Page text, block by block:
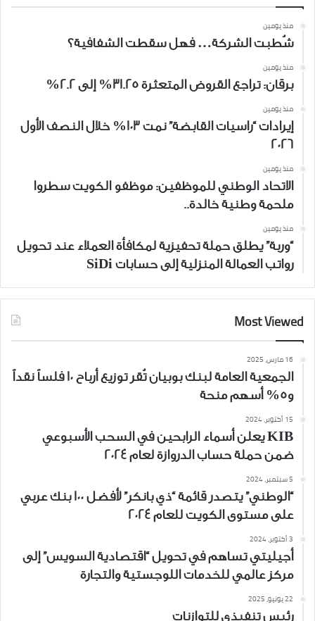
منذ يومين
شُطبت الشركة… فهل سقطت الشفافية؟
منذ يومين
برقان: تراجع القروض المتعثرة 31.25% إلى 2.2%
منذ يومين
إيرادات “راسيات القابضة” نمت 103% خلال النصف الأول
2026
منذ يومين
الاتحاد الوطني للموظفين: موظفو الكويت سطروا
ملحمة وطنية خالدة..
منذ يومين
“وربة” يطلق حملة تحفيزية لمكافأة العملاء عند تحويل
رواتب العمالة المنزلية إلى حسابات SiDi
Most Viewed
16 مارس، 2025
الجمعية العامة لبنك بوبيان تُقر توزيع أرباح 10 فلساً نقداً
و5% أسهم منحة
15 أكتوبر، 2024
KIB يعلن أسماء الرابحين في السحب الأسبوعي
ضمن حملة حساب الدروازة لعام 2024
5 سبتمبر، 2024
“الوطني” يتصدر قائمة “ذي بانكر” لأفضل 100 بنك عربي
على مستوى الكويت للعام 2024
3 أكتوبر، 2024
أجيليتي تساهم في تحويل “اقتصادية السويس” إلى
مركز عالمي للخدمات اللوجستية والتجارة
22 يونيو، 2025
رئيس تنفيذي للتوازنات